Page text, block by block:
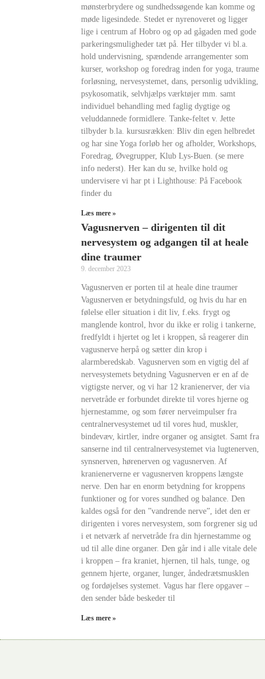
mønsterbrydere og sundhedssøgende kan komme og
møde ligesindede. Stedet er nyrenoveret og ligger
lige i centrum af Hobro og op ad gågaden med gode
parkeringsmuligheder tæt på. Her tilbyder vi bl.a.
hold undervisning, spændende arrangementer som
kurser, workshop og foredrag inden for yoga, traume
forløsning, nervesystemet, dans, personlig udvikling,
psykosomatik, selvhjælps værktøjer mm. samt
individuel behandling med faglig dygtige og
veluddannede formidlere. Tanke-feltet v. Jette
tilbyder b.la. kursusrækken: Bliv din egen helbredet
og har sine Yoga forløb her og afholder, Workshops,
Foredrag, Øvegrupper, Klub Lys-Buen. (se mere
info nederst). Her kan du se, hvilke hold og
undervisere vi har pt i Lighthouse: På Facebook
finder du
Læs mere »
Vagusnerven – dirigenten til dit
nervesystem og adgangen til at heale
dine traumer
9. december 2023
Vagusnerven er porten til at heale dine traumer
Vagusnerven er betydningsfuld, og hvis du har en
følelse eller situation i dit liv, f.eks. frygt og
manglende kontrol, hvor du ikke er rolig i tankerne,
fredfyldt i hjertet og let i kroppen, så reagerer din
vagusnerve herpå og sætter din krop i
alarmberedskab. Vagusnerven som en vigtig del af
nervesystemets betydning Vagusnerven er en af de
vigtigste nerver, og vi har 12 kranienerver, der via
nervetråde er forbundet direkte til vores hjerne og
hjernestamme, og som fører nerveimpulser fra
centralnervesystemet ud til vores hud, muskler,
bindevæv, kirtler, indre organer og ansigtet. Samt fra
sanserne ind til centralnervesystemet via lugtenerven,
synsnerven, hørenerven og vagusnerven. Af
kranienerverne er vagusnerven kroppens længste
nerve. Den har en enorm betydning for kroppens
funktioner og for vores sundhed og balance. Den
kaldes også for den ”vandrende nerve”, idet den er
dirigenten i vores nervesystem, som forgrener sig ud
i et netværk af nervetråde fra din hjernestamme og
ud til alle dine organer. Den går ind i alle vitale dele
i kroppen – fra kraniet, hjernen, til hals, tunge, og
gennem hjerte, organer, lunger, åndedrætsmusklen
og fordøjelses systemet. Vagus har flere opgaver –
den sender både beskeder til
Læs mere »